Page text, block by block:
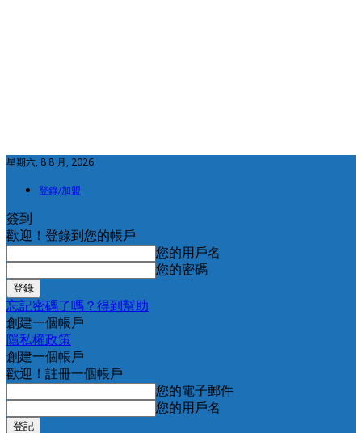
星期六, 8 8 月, 2026
登錄/加盟
簽到
歡迎！登錄到您的帳戶
您的用戶名
您的密碼
忘記密碼了嗎？得到幫助
創建一個帳戶
隱私權政策
創建一個帳戶
歡迎！註冊一個帳戶
您的電子郵件
您的用戶名